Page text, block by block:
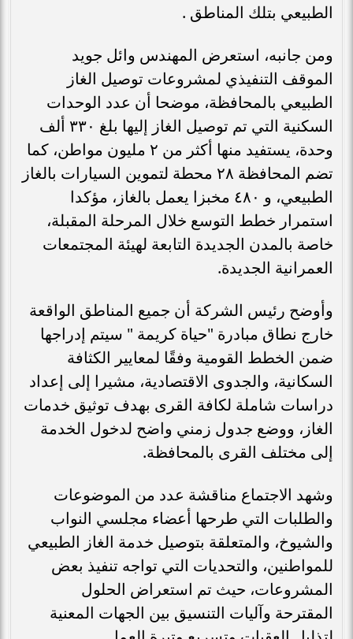
الطبيعي بتلك المناطق .
ومن جانبه، استعرض المهندس وائل جويد
الموقف التنفيذي لمشروعات توصيل الغاز
الطبيعي بالمحافظة، موضحا أن عدد الوحدات
السكنية التي تم توصيل الغاز إليها بلغ ٣٣٠ ألف
وحدة، يستفيد منها أكثر من ٢ مليون مواطن، كما
تضم المحافظة ٢٨ محطة لتموين السيارات بالغاز
الطبيعي، و ٤٨٠ مخبزا يعمل بالغاز، مؤكدا
استمرار خطط التوسع خلال المرحلة المقبلة،
خاصة بالمدن الجديدة التابعة لهيئة المجتمعات
العمرانية الجديدة.
وأوضح رئيس الشركة أن جميع المناطق الواقعة
خارج نطاق مبادرة "حياة كريمة " سيتم إدراجها
ضمن الخطط القومية وفقًا لمعايير الكثافة
السكانية، والجدوى الاقتصادية، مشيرا إلى إعداد
دراسات شاملة لكافة القرى بهدف توثيق خدمات
الغاز، ووضع جدول زمني واضح لدخول الخدمة
إلى مختلف القرى بالمحافظة.
وشهد الاجتماع مناقشة عدد من الموضوعات
والطلبات التي طرحها أعضاء مجلسي النواب
والشيوخ، والمتعلقة بتوصيل خدمة الغاز الطبيعي
للمواطنين، والتحديات التي تواجه تنفيذ بعض
المشروعات، حيث تم استعراض الحلول
المقترحة وآليات التنسيق بين الجهات المعنية